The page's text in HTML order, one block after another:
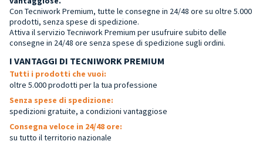
Con Tecniwork Premium, tutte le consegne in 24/48 ore su oltre 5.000
prodotti, senza spese di spedizione.
Attiva il servizio Tecniwork Premium per usufruire subito delle
consegne in 24/48 ore senza spese di spedizione sugli ordini.
I VANTAGGI DI TECNIWORK PREMIUM
Tutti i prodotti che vuoi:
oltre 5.000 prodotti per la tua professione
Senza spese di spedizione:
spedizioni gratuite, a condizioni vantaggiose
Consegna veloce in 24/48 ore:
su tutto il territorio nazionale